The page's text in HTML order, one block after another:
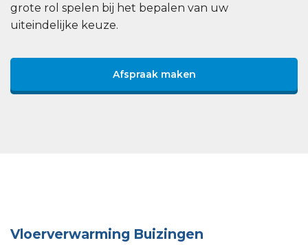
grote rol spelen bij het bepalen van uw
uiteindelijke keuze.
Afspraak maken
Vloerverwarming Buizingen